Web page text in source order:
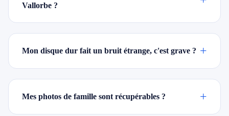
Vallorbe ?
Mon disque dur fait un bruit étrange, c'est grave ? +
Mes photos de famille sont récupérables ? +